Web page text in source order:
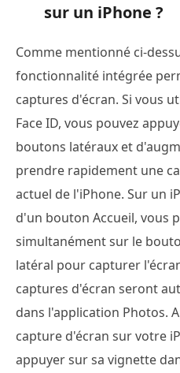
sur un iPhone ?
Comme mentionné ci-
fonctionnalité intégrée
captures d'écran. Si vous
Face ID, vous pouvez
boutons latéraux et
prendre rapidement une
actuel de l'iPhone. Sur un
d'un bouton Accueil, vous
simultanément sur le
latéral pour capturer
captures d'écran seront
dans l'application Photos.
capture d'écran sur votre
appuyer sur sa vignette